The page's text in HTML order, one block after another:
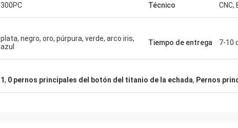
300PC Técnico CNC,
plata, negro, oro, púrpura, verde, arco iris,
azul
Tiempo de entrega 7-10
1, 0 pernos principales del botón del titanio de la echada, Pernos